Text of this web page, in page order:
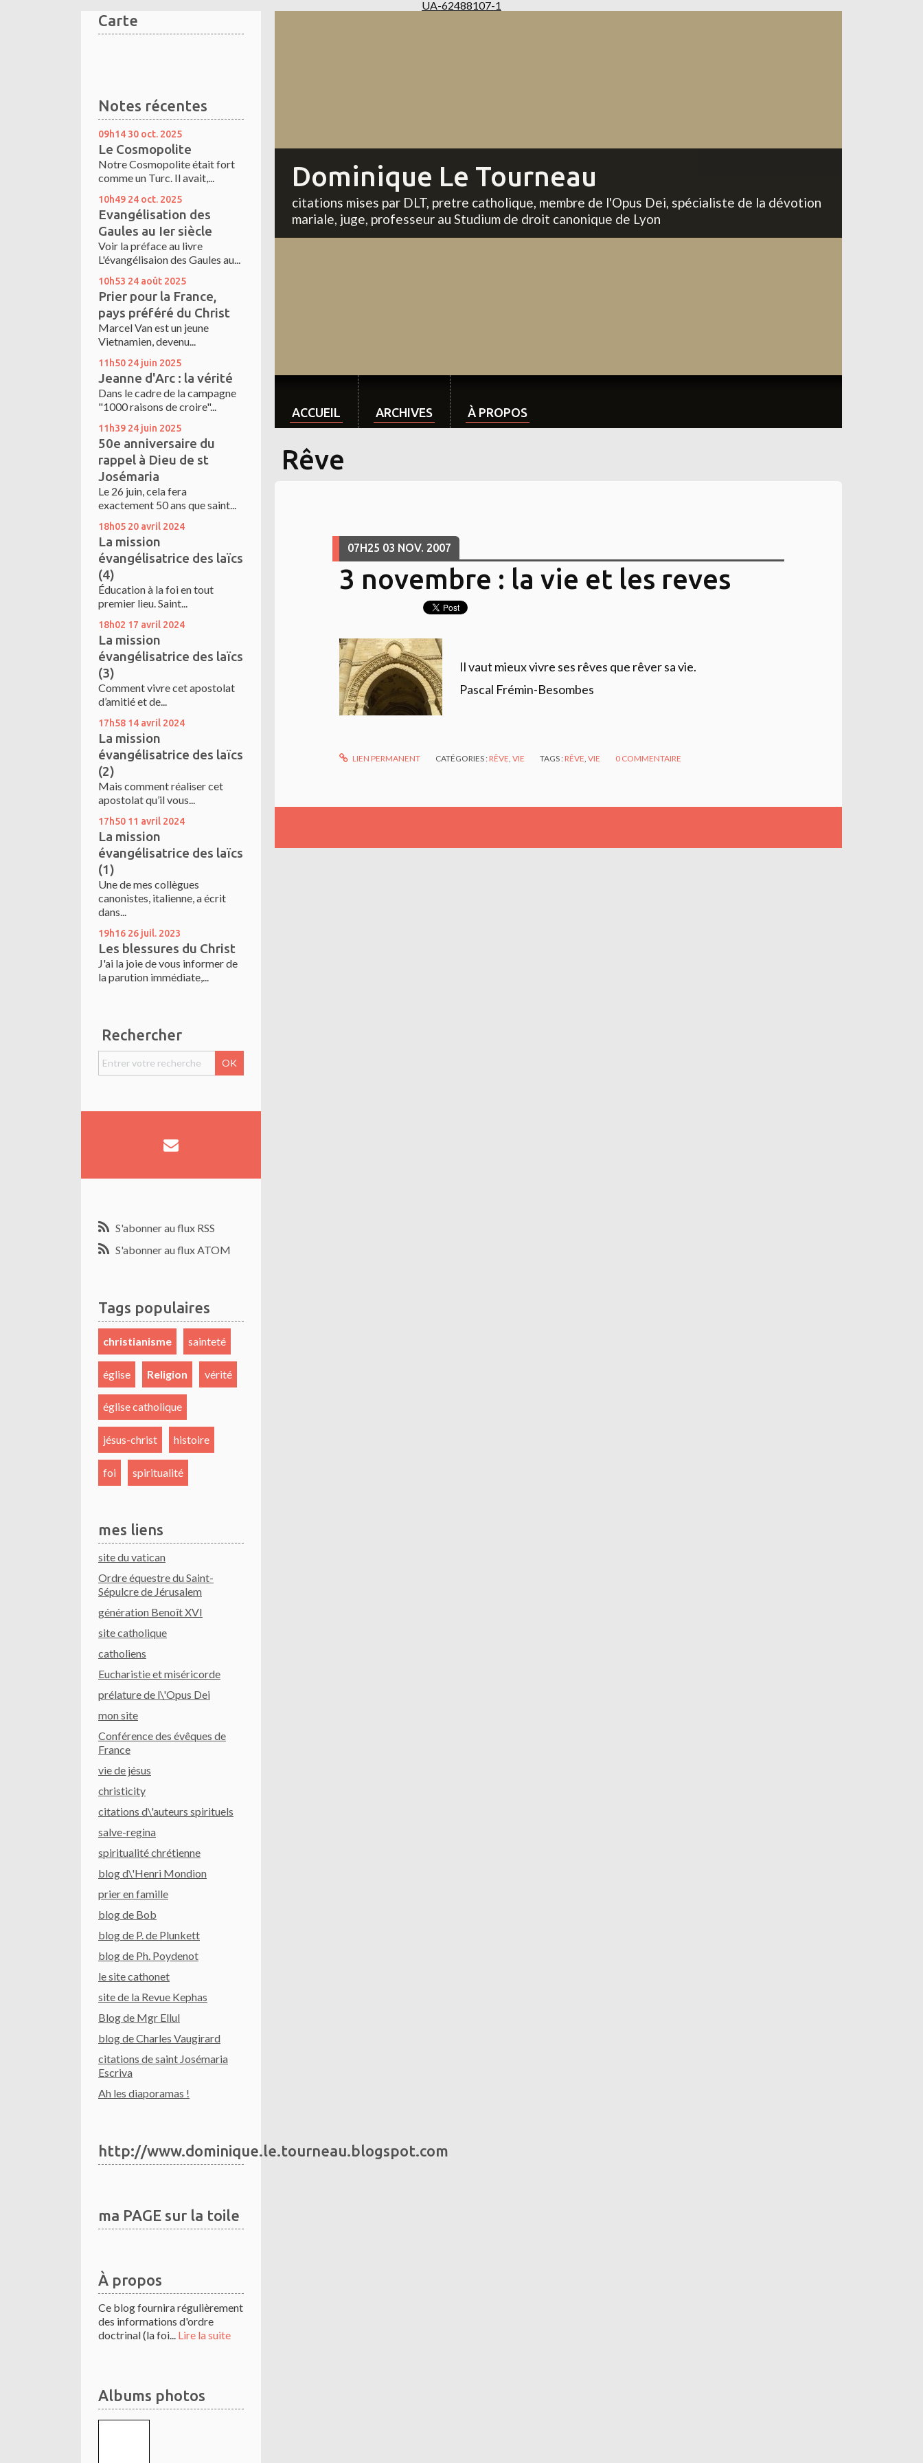
UA-62488107-1
Carte
Notes récentes
09h14 30 oct. 2025
Le Cosmopolite
Notre Cosmopolite était fort
comme un Turc. Il avait,...
10h49 24 oct. 2025
Evangélisation des
Gaules au Ier siècle
Voir la préface au livre
L'évangélisaion des Gaules au...
10h53 24 août 2025
Prier pour la France,
pays préféré du Christ
Marcel Van est un jeune
Vietnamien, devenu...
11h50 24 juin 2025
Jeanne d'Arc : la vérité
Dans le cadre de la campagne
"1000 raisons de croire"...
11h39 24 juin 2025
50e anniversaire du
rappel à Dieu de st
Josémaria
Le 26 juin, cela fera
exactement 50 ans que saint...
18h05 20 avril 2024
La mission
évangélisatrice des laïcs
(4)
Éducation à la foi en tout
premier lieu. Saint...
18h02 17 avril 2024
La mission
évangélisatrice des laïcs
(3)
Comment vivre cet apostolat
d’amitié et de...
17h58 14 avril 2024
La mission
évangélisatrice des laïcs
(2)
Mais comment réaliser cet
apostolat qu’il vous...
17h50 11 avril 2024
La mission
évangélisatrice des laïcs
(1)
Une de mes collègues
canonistes, italienne, a écrit
dans...
19h16 26 juil. 2023
Les blessures du Christ
J'ai la joie de vous informer de
la parution immédiate,...
Rechercher
S'abonner au flux RSS
S'abonner au flux ATOM
Tags populaires
christianisme sainteté
église Religion vérité
église catholique
jésus-christ histoire
foi spiritualité
mes liens
site du vatican
Ordre équestre du Saint-
Sépulcre de Jérusalem
génération Benoît XVI
site catholique
catholiens
Eucharistie et miséricorde
prélature de l\'Opus Dei
mon site
Conférence des évêques de
France
vie de jésus
christicity
citations d\'auteurs spirituels
salve-regina
spiritualité chrétienne
blog d\'Henri Mondion
prier en famille
blog de Bob
blog de P. de Plunkett
blog de Ph. Poydenot
le site cathonet
site de la Revue Kephas
Blog de Mgr Ellul
blog de Charles Vaugirard
citations de saint Josémaria
Escriva
Ah les diaporamas !
http://www.dominique.le.tourneau.blogspot.com
ma PAGE sur la toile
À propos
Ce blog fournira régulièrement
des informations d'ordre
doctrinal (la foi...
Lire la suite
Albums photos
Dominique Le Tourneau
citations mises par DLT, pretre catholique, membre de l'Opus Dei, spécialiste de la dévotion
mariale, juge, professeur au Studium de droit canonique de Lyon
ACCUEIL ARCHIVES À PROPOS
Rêve
07H25 03 NOV. 2007
3 novembre : la vie et les reves
Il vaut mieux vivre ses rêves que rêver sa vie.
Pascal Frémin-Besombes
LIEN PERMANENT CATÉGORIES :RÊVE ,VIE TAGS :RÊVE ,VIE 0 COMMENTAIRE